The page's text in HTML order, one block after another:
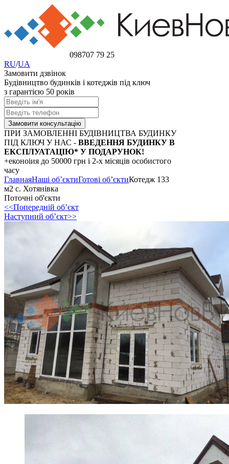
098707 79 25
RU/UA
Замовити дзвінок
Будівництво будинків і котеджів під ключ
з гарантією 50 років
ПРИ ЗАМОВЛЕННІ БУДІВНИЦТВА БУДИНКУ
ПІД КЛЮЧ У НАС - ВВЕДЕННЯ БУДИНКУ В
ЕКСПЛУАТАЦІЮ* У ПОДАРУНОК!
+еконоіия до 50000 грн і 2-х місяців особистого
часу
ГлавнаяНаші об’єктиГотові об’єктиКотедж 133
м2 с. Хотянівка
Поточні об'єкти
<<Попередній об’єкт
Наступний об’єкт>>